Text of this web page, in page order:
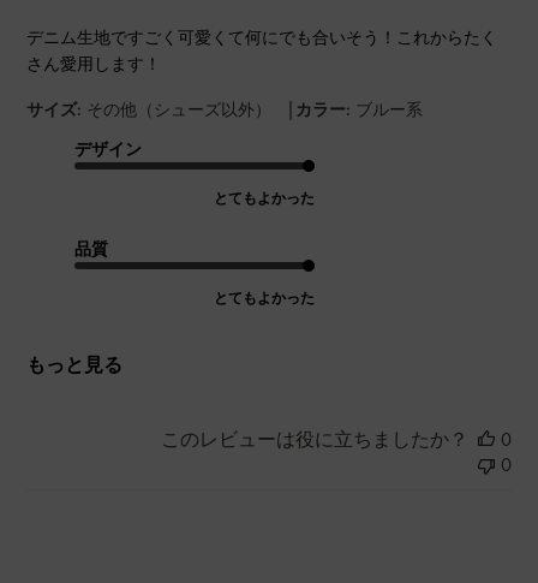
デニム生地ですごく可愛くて何にでも合いそう！これからたく
さん愛用します！
サイズ: その他（シューズ以外） | カラー: ブルー系
デザイン
とてもよかった
品質
とてもよかった
もっと見る
このレビューは役に立ちましたか？
0
0